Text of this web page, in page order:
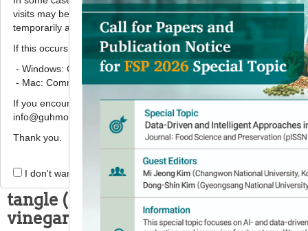
e
v
i
g
t
o
7428
DOI:https://doi.org/10.11002/kjfp.2019.26.2.211
Article
다시마(Laminaria japonica) 첨가에
따라 제조된 식초의 항산화 및 항염증
활성 비교
안유성*
Antioxidant and anti-
inflammatory activity on sea
tangle ( Laminaria japonica) adding
vinegar
visits may be reused instead of downloading the latest files. As a
temporarily appear incorrectly or may not display properly.
If this occurs, please perform a hard refresh.
- Windows: Ctrl + F5
- Mac: Command + Shift + R
If you encounter any errors or difficulties while using the website,
info@guhmok.com.
Thank you.
I don't want to open this window for a day.